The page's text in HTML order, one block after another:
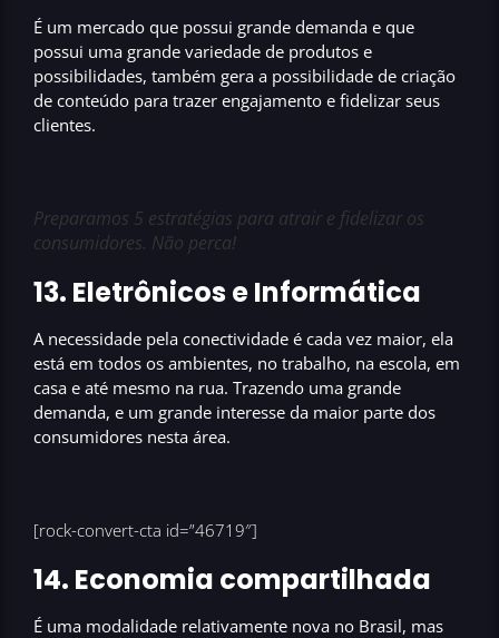
É um mercado que possui grande demanda e que
possui uma grande variedade de produtos e
possibilidades, também gera a possibilidade de criação
de conteúdo para trazer engajamento e fidelizar seus
clientes.
Preparamos 5 estratégias para atrair e fidelizar os
consumidores. Não perca!
13. Eletrônicos e Informática
A necessidade pela conectividade é cada vez maior, ela
está em todos os ambientes, no trabalho, na escola, em
casa e até mesmo na rua. Trazendo uma grande
demanda, e um grande interesse da maior parte dos
consumidores nesta área.
[rock-convert-cta id=”46719″]
14. Economia compartilhada
É uma modalidade relativamente nova no Brasil, mas